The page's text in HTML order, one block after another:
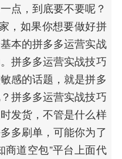
点，到底要不要呢？
，如果你想要做好拼
本的拼多多运营实战
拼多多运营实战技巧
感的话题，就是拼多
拼多多运营实战技巧
发货，不管是什么样
多刷单，可能你为了
商道空包”平台上面代